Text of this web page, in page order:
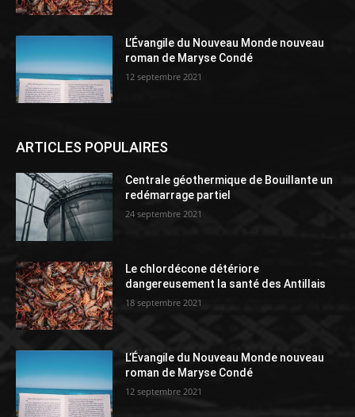
L’Évangile du Nouveau Monde nouveau
roman de Maryse Condé
12 septembre 2021
ARTICLES POPULAIRES
Centrale géothermique de Bouillante un
redémarrage partiel
24 septembre 2021
Le chlordécone détériore
dangereusement la santé des Antillais
18 septembre 2021
L’Évangile du Nouveau Monde nouveau
roman de Maryse Condé
12 septembre 2021